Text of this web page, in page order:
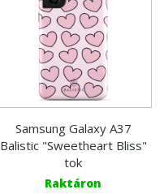
Samsung Galaxy A37
Balistic "Sweetheart Bliss"
tok
Raktáron